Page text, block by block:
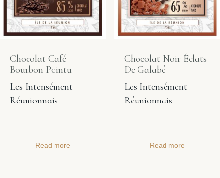
Chocolat Café
Bourbon Pointu
Les Intensément
Réunionnais
Read more
Chocolat Noir Éclats
De Galabé
Les Intensément
Réunionnais
Read more